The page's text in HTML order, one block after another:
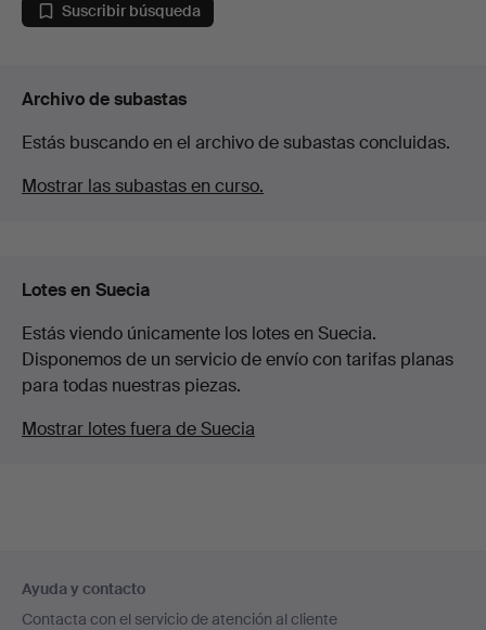
Suscribir búsqueda
Archivo de subastas
Estás buscando en el archivo de subastas concluidas.
Mostrar las subastas en curso.
Lotes en Suecia
Estás viendo únicamente los lotes en Suecia.
Disponemos de un servicio de envío con tarifas planas
para todas nuestras piezas.
Mostrar lotes fuera de Suecia
en
Ayuda y contacto
Contacta con el servicio de atención al cliente